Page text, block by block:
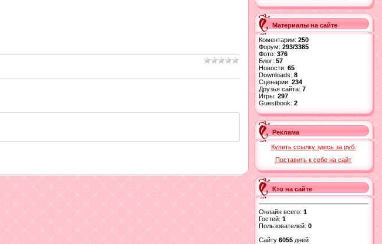
Материалы на сайте
Коментарии: 250
Форум: 293/3385
Фото: 376
Блог: 57
Новости: 65
Downloads: 8
Сценарии: 234
Друзья сайта: 7
Игры: 297
Guestbook: 2
Реклама
Купить ссылку здесь за руб.
Поставить к себе на сайт
Кто на сайте
Онлайн всего: 1
Гостей: 1
Пользователей: 0
Сайту 6055дней